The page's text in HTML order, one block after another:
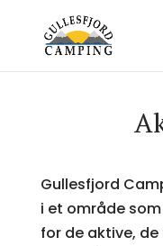
Gullesfjord
i et område
for de aktive,